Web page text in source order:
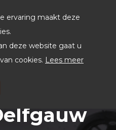
ervaring maakt deze
deze website gaat u
cookies. Lees meer